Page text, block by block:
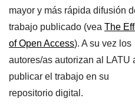
mayor y más rápida difusión
trabajo publicado (vea The
of Open Access). A su vez los
autores/as autorizan al LATU
publicar el trabajo en su
repositorio digital.